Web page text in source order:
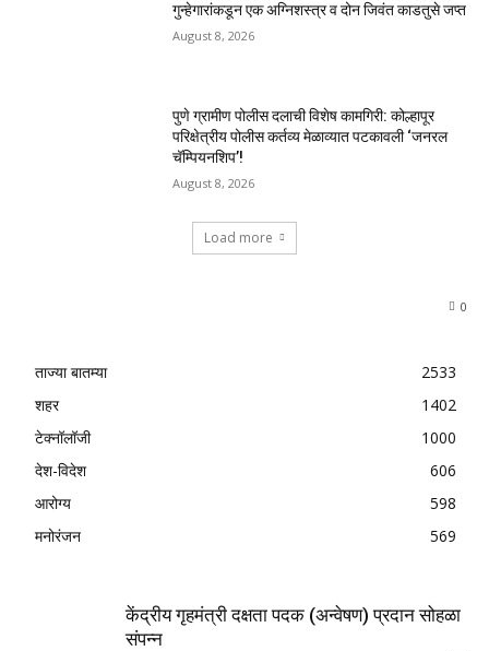
गुन्हेगारांकडून एक अग्निशस्त्र व दोन जिवंत काडतुसे जप्त
August 8, 2026
पुणे ग्रामीण पोलीस दलाची विशेष कामगिरी: कोल्हापूर
परिक्षेत्रीय पोलीस कर्तव्य मेळाव्यात पटकावली ‘जनरल
चॅम्पियनशिप’!
August 8, 2026
Load more
0
ताज्या बातम्या
2533
शहर
1402
टेक्नॉलॉजी
1000
देश-विदेश
606
आरोग्य
598
मनोरंजन
569
केंद्रीय गृहमंत्री दक्षता पदक (अन्वेषण) प्रदान सोहळा
संपन्न